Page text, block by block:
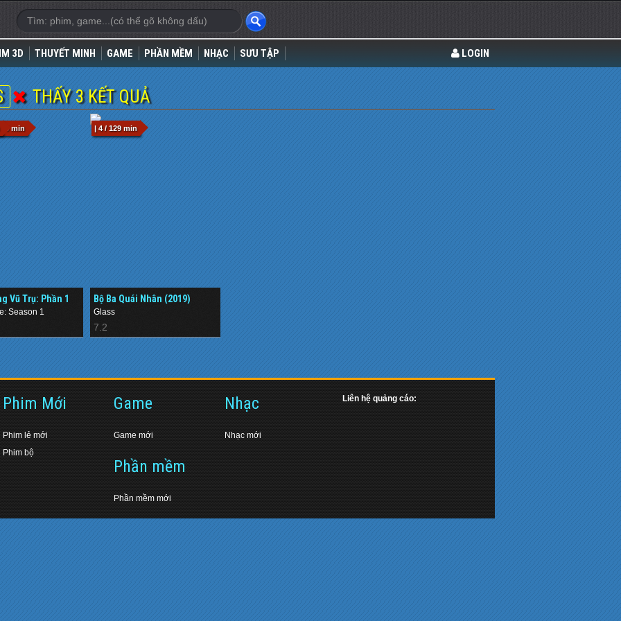
3D THUYẾT MINH GAME PHẦN MỀM NHẠC SƯU TẬP LOGIN
THẤY 3 KẾT QUẢ
96 min
Vũ Trụ: Phần 1
Season 1
| 4 / 129 min
Bộ Ba Quái Nhân (2019)
Glass
7.2
Phim Mới
Phim lẻ mới
Phim bộ
Game
Game mới
Phần mềm
Phần mềm mới
Nhạc
Nhạc mới
Liên hệ quảng cáo: